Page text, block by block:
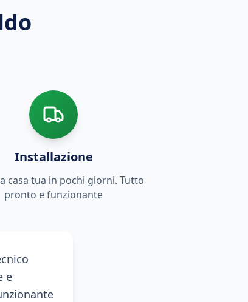
Installazione
casa tua in pochi giorni. Tutto
pronto e funzionante
e